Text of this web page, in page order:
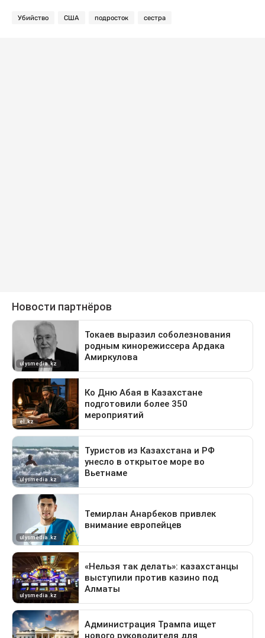
Убийство США подросток сестра